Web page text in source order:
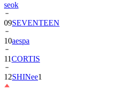
09SEVENTEEN
10aespa
11CORTIS
12SHINee1
13BIGBANG